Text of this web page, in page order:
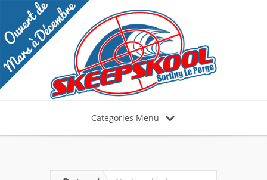
Categories Menu